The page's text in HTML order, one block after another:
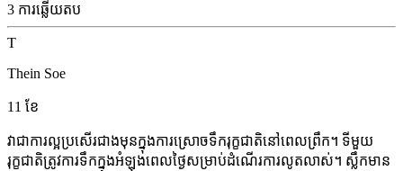
3 ការឆ្លើយតប
T
Thein Soe
11 ខែ
វាជាការល្អប្រសើរជាងមុនក្នុងការស្រោចទឹករុក្ខជាតិនៅពេលព្រឹក។ ទីមួយ
រុក្ខជាតិត្រូវការទឹកក្នុងអំឡុងពេលថ្ងៃសម្រាប់ដំណើរការលូតលាស់។ ស្លឹកមាន